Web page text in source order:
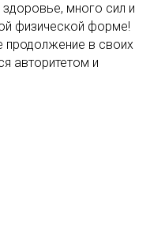
много сил и
физической форме!
в своих
авторитетом и
сильным, мудрым и